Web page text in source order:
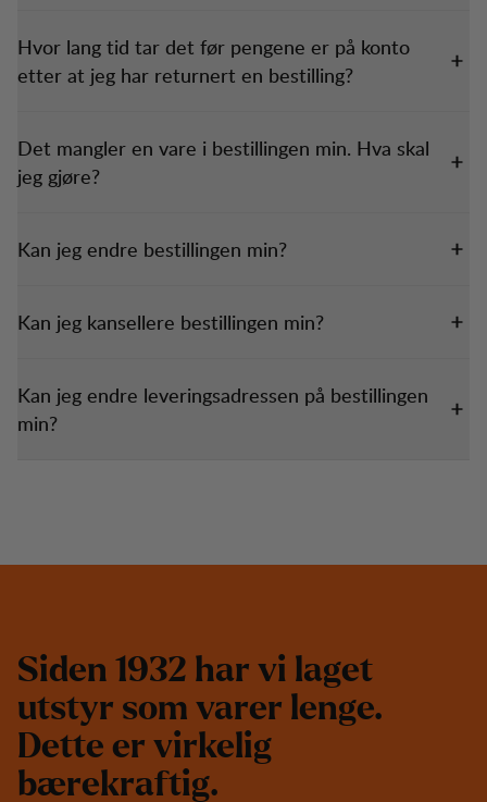
Hvor lang tid tar det før pengene er på konto
etter at jeg har returnert en bestilling?
Det mangler en vare i bestillingen min. Hva skal
jeg gjøre?
Kan jeg endre bestillingen min?
Kan jeg kansellere bestillingen min?
Kan jeg endre leveringsadressen på bestillingen
min?
Siden 1932 har vi laget
utstyr som varer lenge.
Dette er virkelig
bærekraftig.